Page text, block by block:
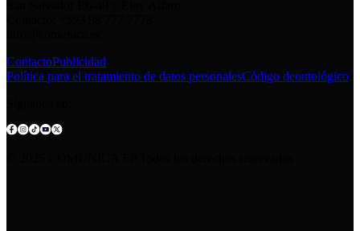
ContactoPublicidad
Política para el tratamiento de datos personalesCódigo deontológico